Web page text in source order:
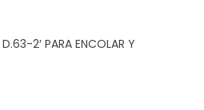
2′ PARA ENCOLAR Y